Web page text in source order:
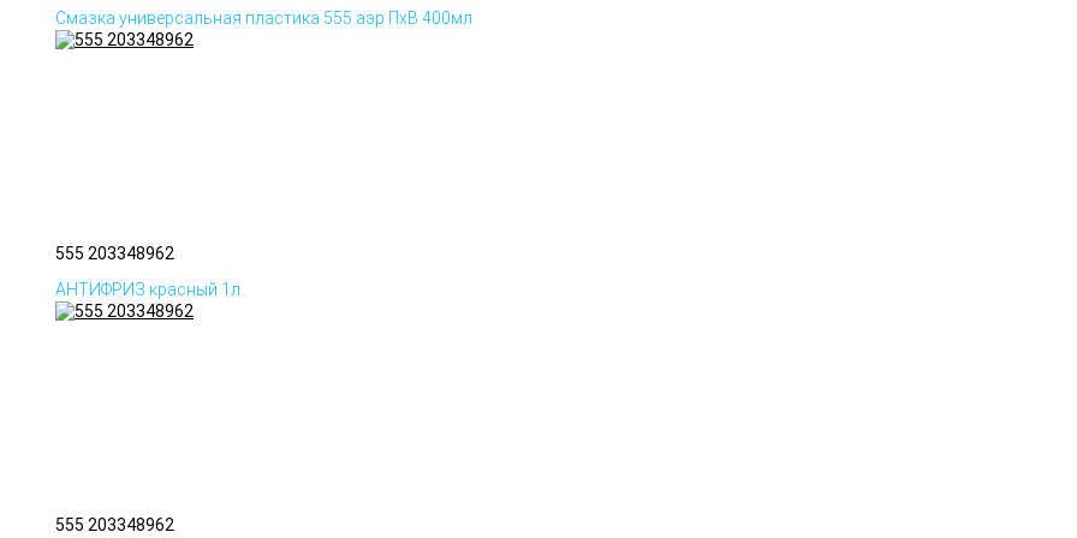
Смазка универсальная пластика 555 аэр ПхВ 400мл
555 203348962
АНТИФРИЗ красный 1л.
555 203348962